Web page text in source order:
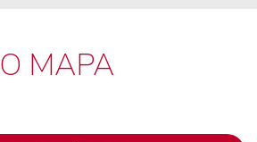
O MAPA